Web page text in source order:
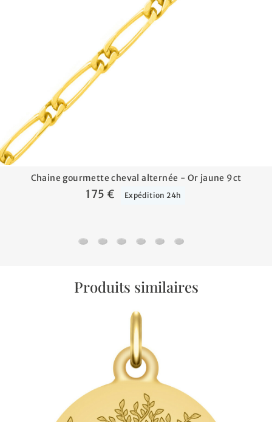
Chaine gourmette cheval alternée - Or jaune 9ct
175 € Expédition 24h
Chaine gourmette cheval alternée - Or jaune
Chaine marine forçat - Or jaune 9ct
Chaine forçat - Or jaune 9ct
Chaine gourmette cheval - Or
Chaine marine battue - Or
Chaine forçat rond -
Produits similaires